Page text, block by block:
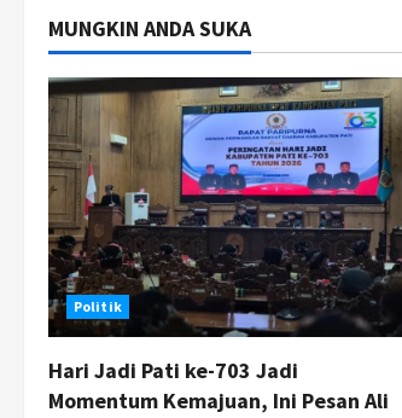
MUNGKIN ANDA SUKA
Politik
Hari Jadi Pati ke-703 Jadi
Momentum Kemajuan, Ini Pesan Ali